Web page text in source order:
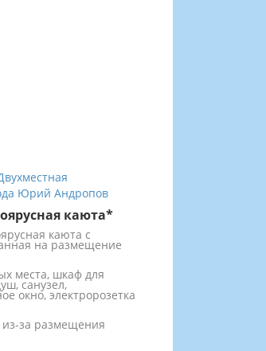
каюта*
каюта с
на размещение
места, шкаф для
санузел,
окно, электророзетка
за размещения